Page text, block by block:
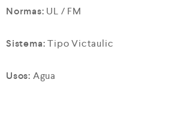
Normas: UL / FM
Sistema:Tipo Victaulic
Usos: Agua